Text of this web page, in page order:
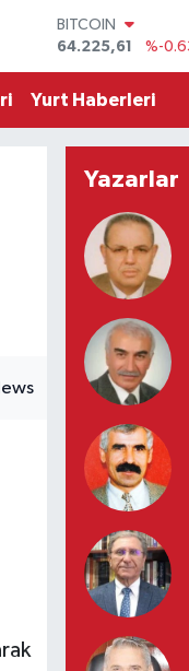
64.225,61
DOLAR
55,0317
%-0.02
STERLİN
64,2463
%0.07
GRAM ALTIN
6510.40
%0.45
BİST100
13.799
%70
Yurt Haberleri
Yazarlar